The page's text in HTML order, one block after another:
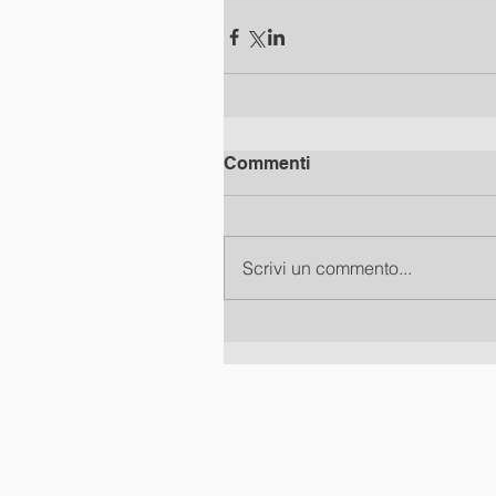
Commenti
Scrivi un commento...